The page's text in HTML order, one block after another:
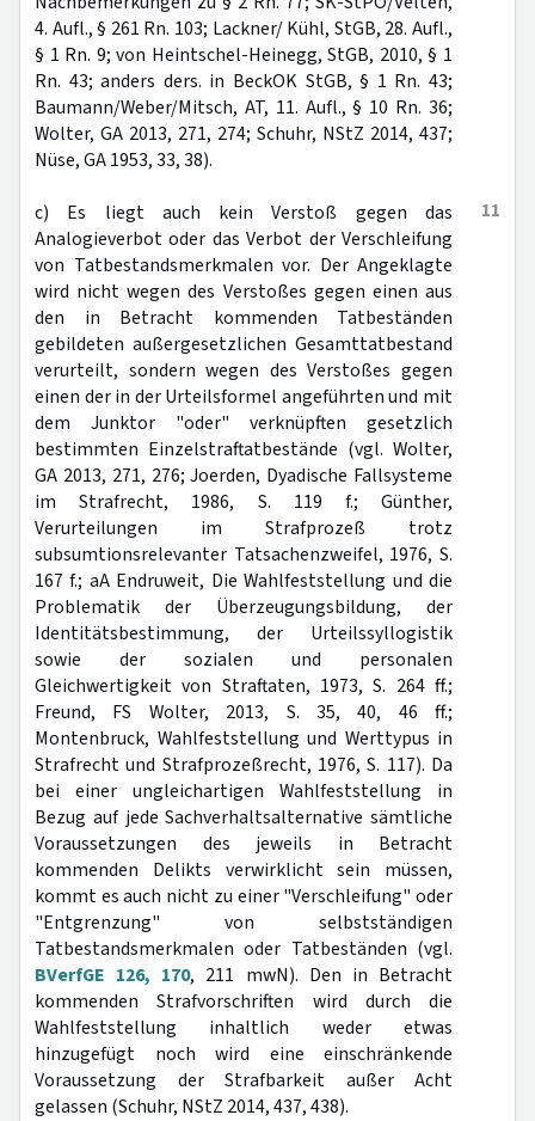
4. Aufl., § 261 Rn. 103; Lackner/ Kühl, StGB, 28. Aufl.,
§ 1 Rn. 9; von Heintschel-Heinegg, StGB, 2010, § 1
Rn. 43; anders ders. in BeckOK StGB, § 1 Rn. 43;
Baumann/Weber/Mitsch, AT, 11. Aufl., § 10 Rn. 36;
Wolter, GA 2013, 271, 274; Schuhr, NStZ 2014, 437;
Nüse, GA 1953, 33, 38).
11
c) Es liegt auch kein Verstoß gegen das
Analogieverbot oder das Verbot der Verschleifung
von Tatbestandsmerkmalen vor. Der Angeklagte
wird nicht wegen des Verstoßes gegen einen aus
den in Betracht kommenden Tatbeständen
gebildeten außergesetzlichen Gesamttatbestand
verurteilt, sondern wegen des Verstoßes gegen
einen der in der Urteilsformel angeführten und mit
dem Junktor "oder" verknüpften gesetzlich
bestimmten Einzelstraftatbestände (vgl. Wolter,
GA 2013, 271, 276; Joerden, Dyadische Fallsysteme
im Strafrecht, 1986, S. 119 f.; Günther,
Verurteilungen im Strafprozeß trotz
subsumtionsrelevanter Tatsachenzweifel, 1976, S.
167 f.; aA Endruweit, Die Wahlfeststellung und die
Problematik der Überzeugungsbildung, der
Identitätsbestimmung, der Urteilssyllogistik
sowie der sozialen und personalen
Gleichwertigkeit von Straftaten, 1973, S. 264 ff.;
Freund, FS Wolter, 2013, S. 35, 40, 46 ff.;
Montenbruck, Wahlfeststellung und Werttypus in
Strafrecht und Strafprozeßrecht, 1976, S. 117). Da
bei einer ungleichartigen Wahlfeststellung in
Bezug auf jede Sachverhaltsalternative sämtliche
Voraussetzungen des jeweils in Betracht
kommenden Delikts verwirklicht sein müssen,
kommt es auch nicht zu einer "Verschleifung" oder
"Entgrenzung" von selbstständigen
Tatbestandsmerkmalen oder Tatbeständen (vgl.
BVerfGE 126, 170, 211 mwN). Den in Betracht
kommenden Strafvorschriften wird durch die
Wahlfeststellung inhaltlich weder etwas
hinzugefügt noch wird eine einschränkende
Voraussetzung der Strafbarkeit außer Acht
gelassen (Schuhr, NStZ 2014, 437, 438).